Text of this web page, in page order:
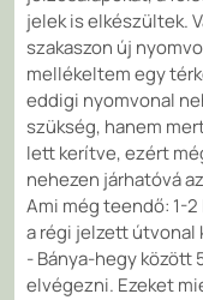
jelek is elkészültek.
szakaszon új
mellékeltem egy
eddigi nyomvonal
szükség, hanem
lett kerítve, ezért
nehezen járhatóvá
Ami még teendő: 1-
a régi jelzett útvonal
- Bánya-hegy között
elvégezni. Ezeket